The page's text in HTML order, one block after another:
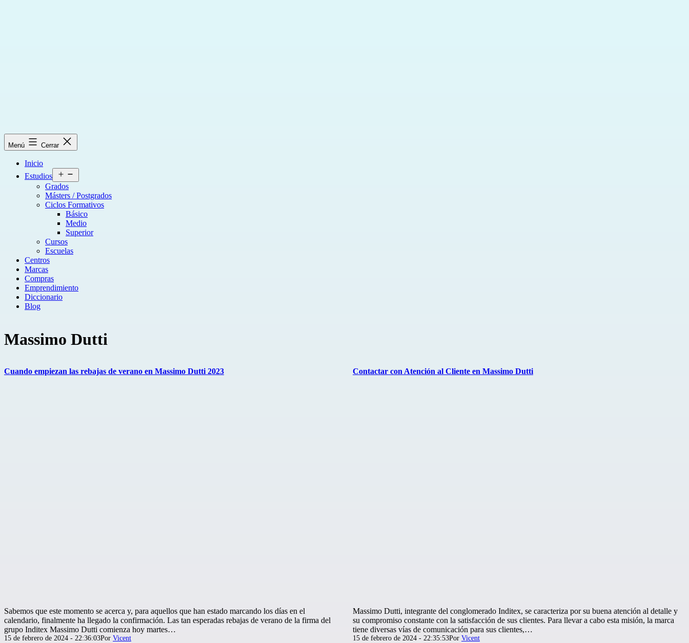
Menú Cerrar
Inicio
Estudios
el
Grados
Másters / Postgrados
Ciclos Formativos
Básico
Medio
Superior
Cursos
Escuelas
Centros
Marcas
Compras
Emprendimiento
Diccionario
Blog
Massimo Dutti
Cuando empiezan las rebajas de verano en Massimo Dutti 2023
Sabemos que este momento se acerca y, para aquellos que han estado marcando los días en el
calendario, finalmente ha llegado la confirmación. Las tan esperadas rebajas de verano de la firma del
grupo Inditex Massimo Dutti comienza hoy martes…
Publicada
15 de febrero de 2024 - 22:36:03Por Vicent
Contactar con Atención al Cliente en Massimo Dutti
Massimo Dutti, integrante del conglomerado Inditex, se caracteriza por su buena atención al detalle y
su compromiso constante con la satisfacción de sus clientes. Para llevar a cabo esta misión, la marca
tiene diversas vías de comunicación para sus clientes,…
Publicada
15 de febrero de 2024 - 22:35:53Por Vicent